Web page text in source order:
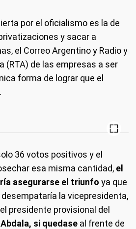
por el oficialismo es la de
y sacar a
el Correo Argentino y Radio y
(RTA) de las empresas a ser
forma de lograr que el
36 votos positivos y el
esa misma cantidad, el
asegurarse el triunfo ya que
la vicepresidenta,
presidente provisional del
si quedase al frente de